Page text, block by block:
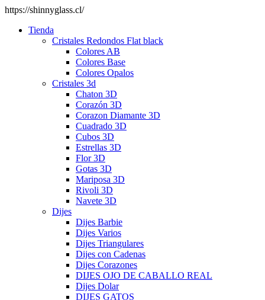
https://shinnyglass.cl/
Tienda
Cristales Redondos Flat black
Colores AB
Colores Base
Colores Opalos
Cristales 3d
Chaton 3D
Corazón 3D
Corazon Diamante 3D
Cuadrado 3D
Cubos 3D
Estrellas 3D
Flor 3D
Gotas 3D
Mariposa 3D
Rivoli 3D
Navete 3D
Dijes
Dijes Barbie
Dijes Varios
Dijes Triangulares
Dijes con Cadenas
Dijes Corazones
DIJES OJO DE CABALLO REAL
Dijes Dolar
DIJES GATOS